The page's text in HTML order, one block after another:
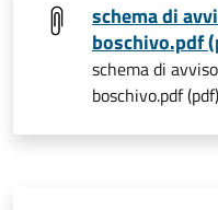
schema di
boschivo.pdf
schema di
boschivo.pdf (pdf)